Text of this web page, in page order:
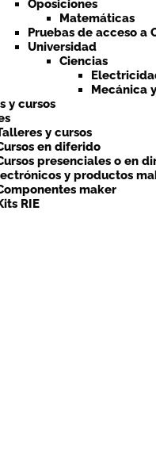
Oposiciones
Matemáticas
Pruebas de acceso a
Universidad
Ciencias
Mecánica
y cursos
y cursos
en diferido
presenciales o en
y productos
maker
RIE